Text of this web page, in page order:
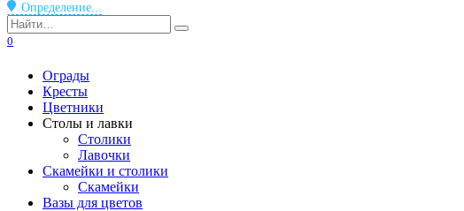
Определение...
Search
for:
0
Ограды
Кресты
Цветники
Столы и лавки
Столики
Лавочки
Скамейки и столики
Скамейки
Вазы для цветов